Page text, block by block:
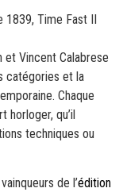
1839, Time Fast II
et Vincent Calabrese
catégories et la
Chaque
horloger, qu’il
techniques ou
de l’édition